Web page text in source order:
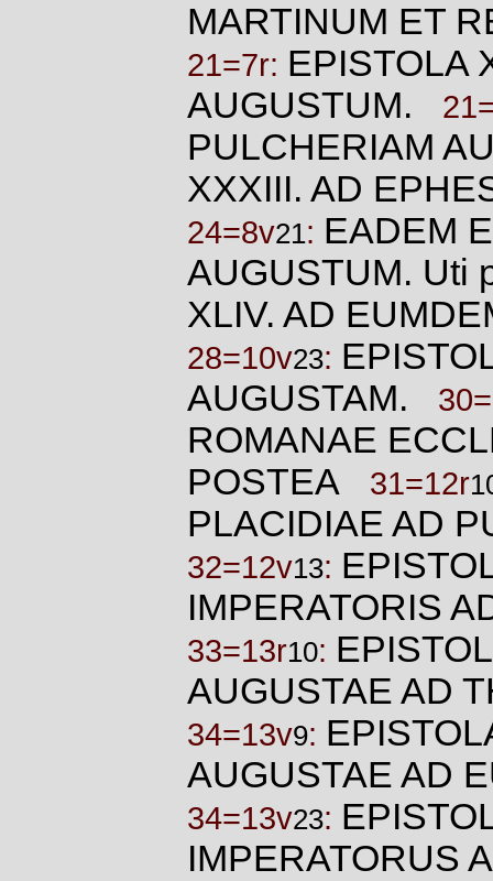
MARTINUM ET
21=7r: EPISTOLA
AUGUSTUM.
PULCHERIAM
XXXIII. AD
24=8v21: EADEM
AUGUSTUM.
XLIV. AD
28=10v23:
AUGUSTAM.
ROMANAE
POSTEA
31=12r
PLACIDIAE AD
32=12v13:
IMPERATORIS
33=13r10:
AUGUSTAE AD
34=13v9:
AUGUSTAE AD
34=13v23:
IMPERATORUS